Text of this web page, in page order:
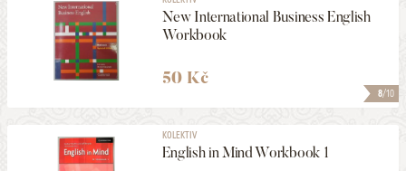
8/10
New International Business English
Workbook
50 Kč
KOLEKTIV
English in Mind Workbook 1